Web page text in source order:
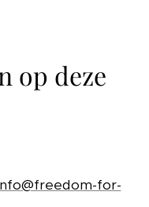
op deze
for-